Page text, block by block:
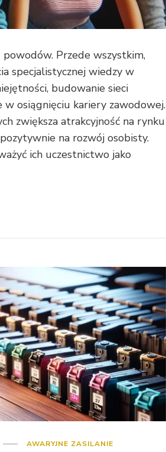
Przede wszystkim,
specjalistycznej wiedzy w
budowanie sieci
osiągnięciu kariery zawodowej.
zwiększa atrakcyjność na rynku
na rozwój osobisty.
ich uczestnictwo jako
AWARYJNE ZASILANIE